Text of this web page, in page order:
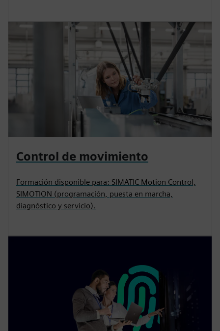
Control de movimiento
Formación disponible para: SIMATIC Motion Control,
SIMOTION (programación, puesta en marcha,
diagnóstico y servicio).